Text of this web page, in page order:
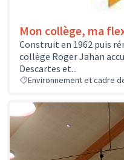
Mon collège, ma
Construit en 1962 puis
collège Roger Jahan
Descartes et...
Environnement et cadre